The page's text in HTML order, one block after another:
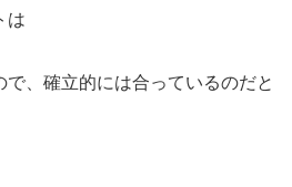
は
で、確立的には合っているのだと